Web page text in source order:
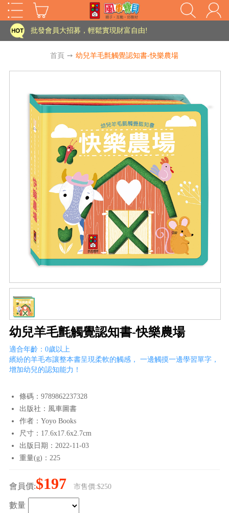
HOT
家長樂了!「風車書版集團暨FOOD超人企業總部」目前正興建中!
批發會員大招募，輕鬆實現財富自由!
老師您好!!幼教會員火熱招募中~
海外購物免煩惱！點我查看『海外購物流程說明』
批發會員大招募，輕鬆實現財富自由!
老師您好!!幼教會員火熱招募中~
海外購物免煩惱！點我查看『海外購物流程說明』
首頁 ➙ 幼兒羊毛氈觸覺認知書-快樂農場
幼兒羊毛氈觸覺認知書-快樂農場
適合年齡：0歲以上
繽紛的羊毛布讓整本書呈現柔軟的觸感， 一邊觸摸一邊學習單字，
增加幼兒的認知能力！
條碼：9789862237328
出版社：風車圖書
作者：Yoyo Books
尺寸：17.6x17.6x2.7cm
出版日期：2022-11-03
重量(g)：225
會員價:$197 市售價:$250
數量